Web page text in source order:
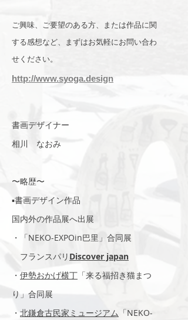
ご興味、ご要望のある方、または作品に関
する感想など、まずはお気軽にお問い合わ
せください。
http://www.syoga.design
書画デザイナー
相川 なおみ
〜略歴〜
▪️書画デザイン作品
国内外の作品展へ出展
・「NEKO-EXPOin巴里」合同展
フランスパリ Discover japan
・ 伊勢おかげ横丁 「来る福招き猫まつ
り」合同展
・ 北鎌倉古民家ミュージアム 「NEKO-